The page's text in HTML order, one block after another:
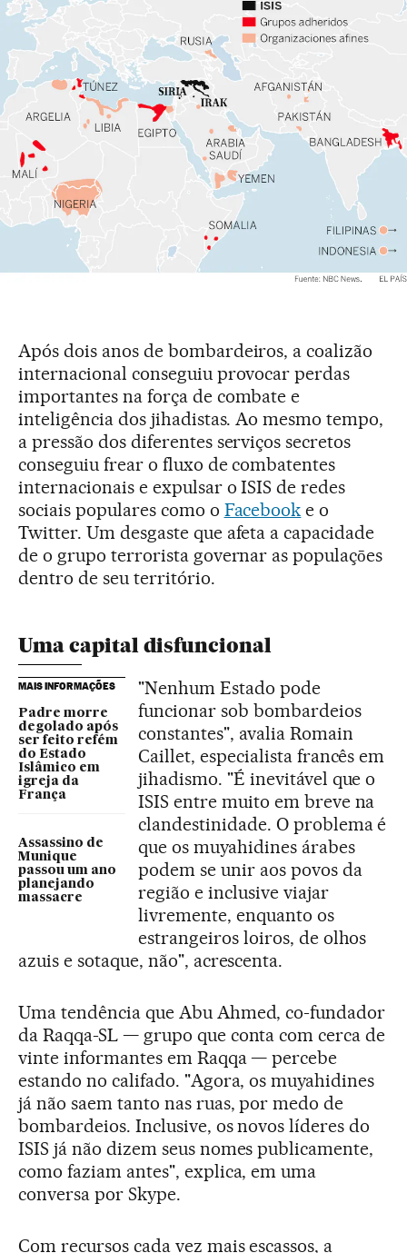
Após dois anos de bombardeiros, a coalizão
internacional conseguiu provocar perdas
importantes na força de combate e
inteligência dos jihadistas. Ao mesmo tempo,
a pressão dos diferentes serviços secretos
conseguiu frear o fluxo de combatentes
internacionais e expulsar o ISIS de redes
sociais populares como o Facebook e o
Twitter. Um desgaste que afeta a capacidade
de o grupo terrorista governar as populaçōes
dentro de seu território.
Uma capital disfuncional
MAIS INFORMAÇÕES
Padre morre
degolado após
ser feito refém
do Estado
Islâmico em
igreja da
França
Assassino de
Munique
passou um ano
planejando
massacre
"Nenhum Estado pode
funcionar sob bombardeios
constantes", avalia Romain
Caillet, especialista francês em
jihadismo. "É inevitável que o
ISIS entre muito em breve na
clandestinidade. O problema é
que os muyahidines árabes
podem se unir aos povos da
região e inclusive viajar
livremente, enquanto os
estrangeiros loiros, de olhos
azuis e sotaque, não", acrescenta.
Uma tendência que Abu Ahmed, co-fundador
da Raqqa-SL — grupo que conta com cerca de
vinte informantes em Raqqa — percebe
estando no califado. "Agora, os muyahidines
já não saem tanto nas ruas, por medo de
bombardeios. Inclusive, os novos líderes do
ISIS já não dizem seus nomes publicamente,
como faziam antes", explica, em uma
conversa por Skype.
Com recursos cada vez mais escassos, a